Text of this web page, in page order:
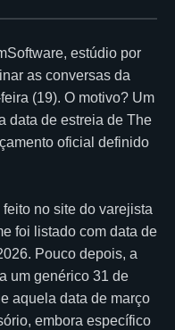
estúdio por
as conversas da
(19). O motivo? Um
data de estreia de The
oficial definido
no site do varejista
foi listado com data de
Pouco depois, a
um genérico 31 de
aquela data de março
embora específico